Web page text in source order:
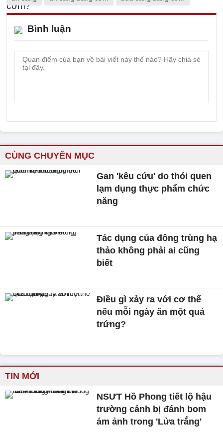
Bình luận
CÙNG CHUYÊN MỤC
Gan 'kêu cứu' do thói quen
lạm dụng thực phẩm chức
năng
Tác dụng của đông trùng hạ
thảo không phải ai cũng
biết
Điều gì xảy ra với cơ thể
nếu mỗi ngày ăn một quả
trứng?
TIN MỚI
NSƯT Hồ Phong tiết lộ hậu
trường cảnh bị đánh bom
ám ảnh trong 'Lửa trắng'